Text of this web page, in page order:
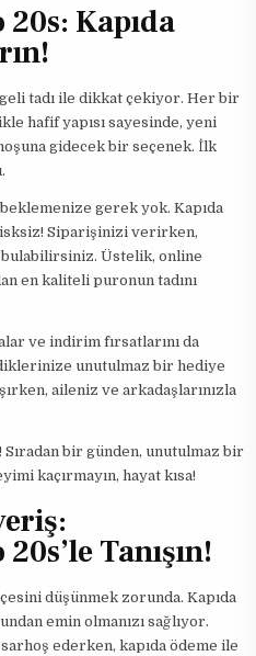
Kapıda
tadı ile dikkat çekiyor. Her bir
hafif yapısı sayesinde, yeni
gidecek bir seçenek. İlk
gerek yok. Kapıda
Siparişinizi verirken,
bulabilirsiniz. Üstelik, online
en kaliteli puronun tadını
ve indirim fırsatlarını da
unutulmaz bir hediye
aileniz ve arkadaşlarınızla
bir günden, unutulmaz bir
kaçırmayın, hayat kısa!
Tanışın!
düşünmek zorunda. Kapıda
emin olmanızı sağlıyor.
ederken, kapıda ödeme ile